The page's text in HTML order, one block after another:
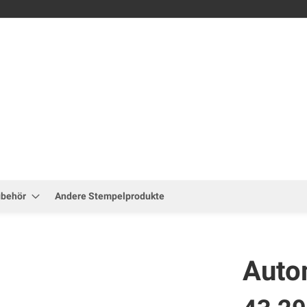
Andere Stempelprodukte